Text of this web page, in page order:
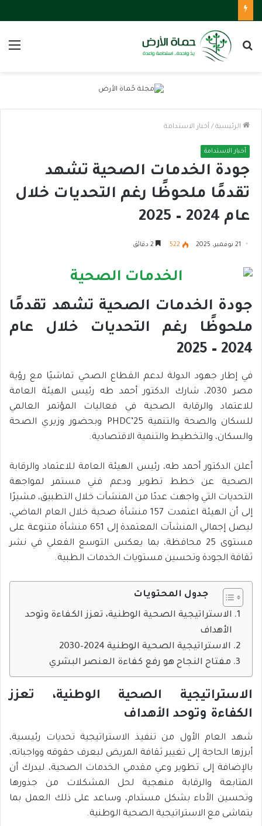
بحث
الرئيسية / أخبار الاستدامة
أخبار الاستدامة
جودة الخدمات الصحية تشهد
تقدمًا ملحوظًا رغم التحديات خلال
عام 2024 – 2025
21 نوفمبر، 2025 522
جودة الخدمات الصحية تشهد تقدمًا
ملحوظًا رغم التحديات خلال عام
2024 – 2025
في إطار جهود الدولة لدعم القطاع الصحي تماشيًا مع رؤية
مصر 2030، شارك الدكتور أحمد طه رئيس الهيئة العامة
للاعتماد والرقابة الصحية في فعاليات المؤتمر العالمي
للسكان والصحة والتنمية PHDC’25 وبحضور وزيري الصحة
والسكان، والتخطيط والتنمية الاقتصادية.
أعلن الدكتور أحمد طه، رئيس الهيئة العامة للاعتماد والرقابة
الصحية عن خطط تطوير ودعم فني مستمر لمواجهة
التحديات التي واجهت عددًا من المنشآت خلال التطبيق، مشيرًا
إلى أن الهيئة اعتمدت 157 منشأة صحية خلال العام الماضي،
ليصل إجمالي المنشآت المعتمدة إلى 651 منشأة متنوعة على
مستوى 25 محافظة، بما يعكس التوسع الفعلي في نشر
ثقافة الجودة وتحسين مستويات الخدمات الطبية.
جدول المحتويات
الاستراتيجية الصحية الوطنية، تعزز الكفاءة وتوحد
الأهداف
الاستراتيجية الصحية الوطنية 2024–2030
مفتاح النجاح هو رفع كفاءة العنصر البشري
الاستراتيجية الصحية الوطنية، تعزز
الكفاءة وتوحد الأهداف
شهد العام الأول من تنفيذ الاستراتيجية تحديات رئيسية،
أبرزها الحاجة إلى تغيير ثقافة المريض ليعرف حقوقه وواجباته،
بالإضافة إلى تطوير وعي مقدمي الخدمات الصحية، ليدرك أن
المتابعة والرقابة منهجية لحل المشكلات من جذورها
وتحسين الأداء بشكل مستدام، وساعد على ذلك العمل بما
يتماشى مع الاستراتيجية الصحية الوطنية.